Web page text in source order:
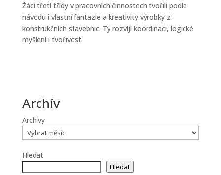
Žáci třetí třídy v pracovních činnostech tvořili podle
návodu i vlastní fantazie a kreativity výrobky z
konstrukčních stavebnic. Ty rozvíjí koordinaci, logické
myšlení i tvořivost.
Archív
Archivy
Hledat
Hledat